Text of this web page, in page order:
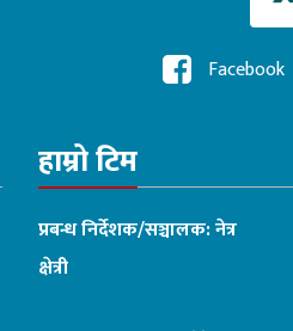
Facebook
हाम्रो टिम
प्रबन्ध निर्देशक/सञ्चालक: नेत्र
क्षेत्री